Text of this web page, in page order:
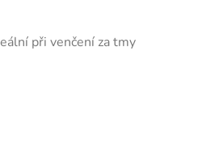
při venčení za tmy